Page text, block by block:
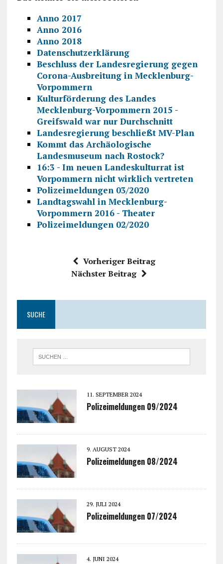
Anno 2017
Anno 2016
Anno 2018
Datenschutzerklärung
Beschluss der Landesregierung gegen
Corona-Ausbreitung in Mecklenburg-
Vorpommern
Kulturförderung des Landes
Mecklenburg-Vorpommern 2015 -
Greifswald war nur Durchschnitt
Landesregierung beschließt MV-Plan
Kommt das Archäologische
Landesmuseum nach Rostock?
16:3 - Im neuen Landeskulturrat ist
Vorpommern nicht wirklich vertreten
Polizeimeldungen 03/2020
Landtagswahl in Mecklenburg-
Vorpommern 2016 - Theater
Polizeimeldungen 02/2020
Vorheriger Beitrag
Nächster Beitrag
SUCHE
11. SEPTEMBER 2024
Polizeimeldungen 09/2024
9. AUGUST 2024
Polizeimeldungen 08/2024
29. JULI 2024
Polizeimeldungen 07/2024
4. JUNI 2024